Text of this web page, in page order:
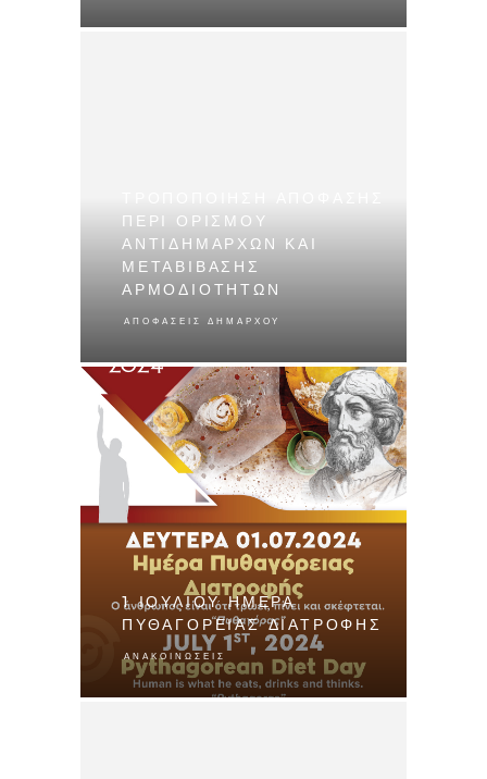
ΠΕΡΙ ΟΡΙΣΜΟΥ
ΑΝΤΙΔΗΜΑΡΧΩΝ ΚΑΙ
ΜΕΤΑΒΙΒΑΣΗΣ
ΑΡΜΟΔΙΟΤΗΤΩΝ
ΑΠΟΦΆΣΕΙΣ ΔΗΜΆΡΧΟΥ
1 ΙΟΥΛΙΟΥ ΗΜΕΡΑ
ΠΥΘΑΓΟΡΕΙΑΣ ΔΙΑΤΡΟΦΗΣ
ΑΝΑΚΟΙΝΏΣΕΙΣ